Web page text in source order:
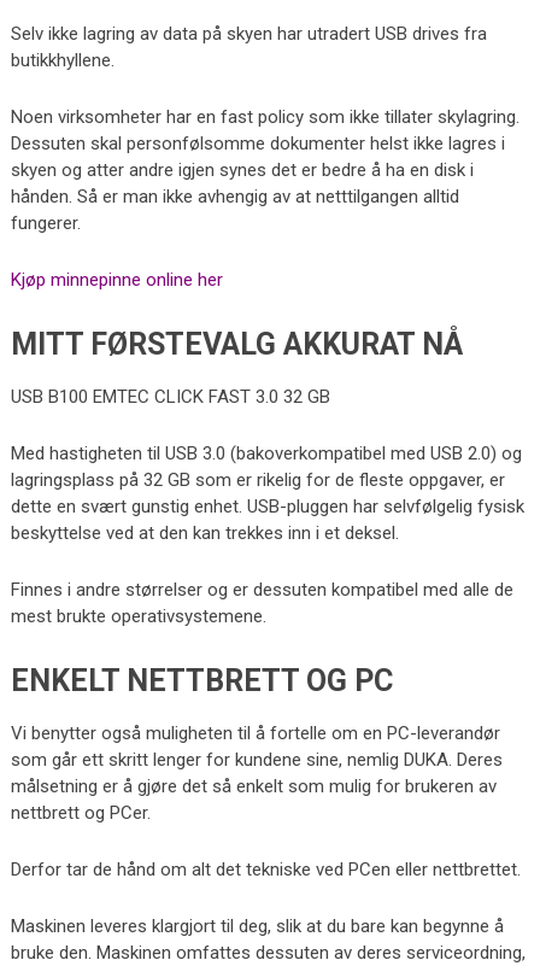
Selv ikke lagring av data på skyen har utradert USB drives fra
butikkhyllene.
Noen virksomheter har en fast policy som ikke tillater skylagring.
Dessuten skal personfølsomme dokumenter helst ikke lagres i
skyen og atter andre igjen synes det er bedre å ha en disk i
hånden. Så er man ikke avhengig av at netttilgangen alltid
fungerer.
Kjøp minnepinne online her
MITT FØRSTEVALG AKKURAT NÅ
USB B100 EMTEC CLICK FAST 3.0 32 GB
Med hastigheten til USB 3.0 (bakoverkompatibel med USB 2.0) og
lagringsplass på 32 GB som er rikelig for de fleste oppgaver, er
dette en svært gunstig enhet. USB-pluggen har selvfølgelig fysisk
beskyttelse ved at den kan trekkes inn i et deksel.
Finnes i andre størrelser og er dessuten kompatibel med alle de
mest brukte operativsystemene.
ENKELT NETTBRETT OG PC
Vi benytter også muligheten til å fortelle om en PC-leverandør
som går ett skritt lenger for kundene sine, nemlig DUKA. Deres
målsetning er å gjøre det så enkelt som mulig for brukeren av
nettbrett og PCer.
Derfor tar de hånd om alt det tekniske ved PCen eller nettbrettet.
Maskinen leveres klargjort til deg, slik at du bare kan begynne å
bruke den. Maskinen omfattes dessuten av deres serviceordning,